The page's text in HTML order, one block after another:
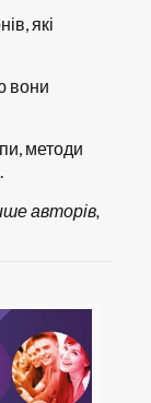
які
вони
методи
.
авторів,